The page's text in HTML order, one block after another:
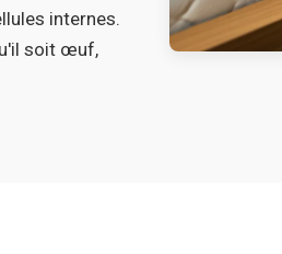
internes.
soit œuf,